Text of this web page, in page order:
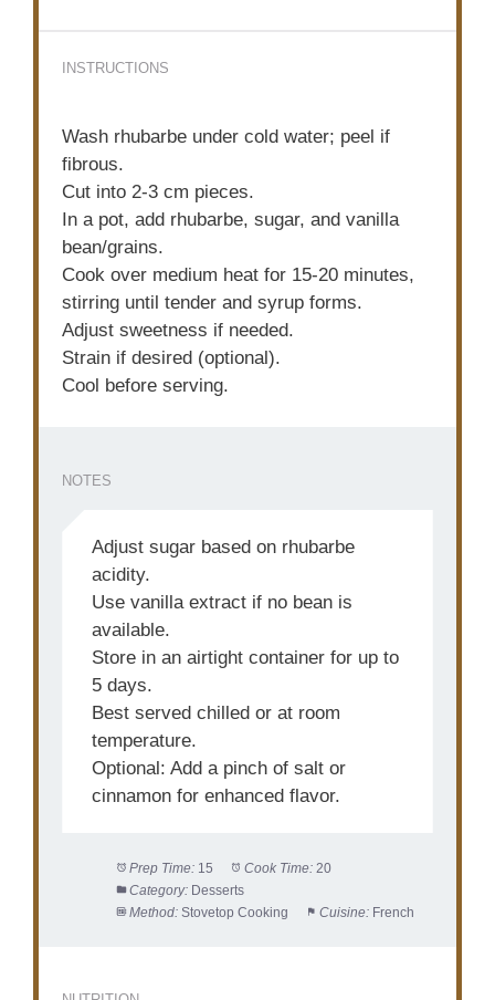
INSTRUCTIONS
Wash rhubarbe under cold water; peel if
fibrous.
Cut into 2-3 cm pieces.
In a pot, add rhubarbe, sugar, and vanilla
bean/grains.
Cook over medium heat for 15-20 minutes,
stirring until tender and syrup forms.
Adjust sweetness if needed.
Strain if desired (optional).
Cool before serving.
NOTES
Adjust sugar based on rhubarbe
acidity.
Use vanilla extract if no bean is
available.
Store in an airtight container for up to
5 days.
Best served chilled or at room
temperature.
Optional: Add a pinch of salt or
cinnamon for enhanced flavor.
Prep Time: 15 Cook Time: 20
Category: Desserts
Method: Stovetop Cooking Cuisine: French